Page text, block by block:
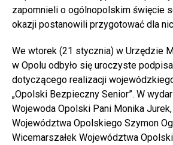
zapomnieli o ogólnopolskim święcie
okazji postanowili przygotować dla
We wtorek (21 stycznia) w Urzędzie
w Opolu odbyło się uroczyste
dotyczącego realizacji
„Opolski Bezpieczny Senior”. W
Wojewoda Opolski Pani Monika
Województwa Opolskiego Szymon
Wicemarszałek Województwa